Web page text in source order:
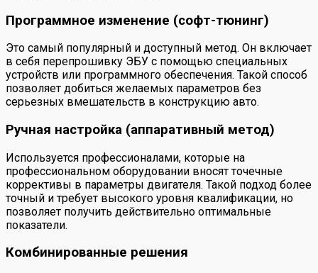
Программное изменение (софт-тюнинг)
Это самый популярный и доступный метод. Он включает
в себя перепрошивку ЭБУ с помощью специальных
устройств или программного обеспечения. Такой способ
позволяет добиться желаемых параметров без
серьезных вмешательств в конструкцию авто.
Ручная настройка (аппаративный метод)
Используется профессионалами, которые на
профессиональном оборудовании вносят точечные
коррективы в параметры двигателя. Такой подход более
точный и требует высокого уровня квалификации, но
позволяет получить действительно оптимальные
показатели.
Комбинированные решения